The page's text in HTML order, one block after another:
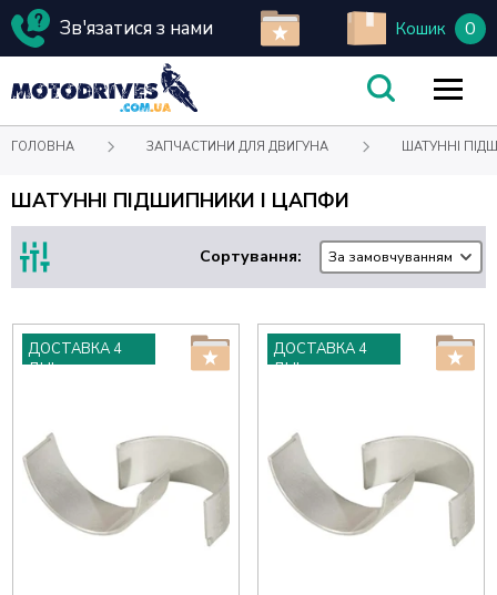
Зв'язатися з нами Кошик 0
ГОЛОВНА ЗАПЧАСТИНИ ДЛЯ ДВИГУНА ШАТУННІ
ШАТУННІ ПІДШИПНИКИ І ЦАПФИ
Сортування: За замовчуванням
ДОСТАВКА 4
ДНІ
ДОСТАВКА 4
ДНІ